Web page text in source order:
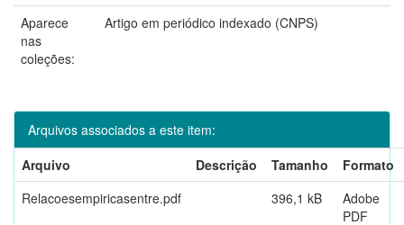
Aparece
nas
coleções:
Artigo em periódico indexado (CNPS)
Arquivos associados a este item:
Arquivo
Descrição Tamanho
Formato
Relacoesempiricasentre.pdf
396,1 kB
Adobe
PDF